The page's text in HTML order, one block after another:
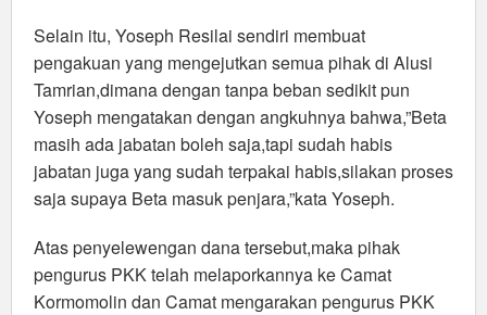
Selain itu, Yoseph Resilai sendiri membuat
pengakuan yang mengejutkan semua pihak di Alusi
Tamrian,dimana dengan tanpa beban sedikit pun
Yoseph mengatakan dengan angkuhnya bahwa,”Beta
masih ada jabatan boleh saja,tapi sudah habis
jabatan juga yang sudah terpakai habis,silakan proses
saja supaya Beta masuk penjara,”kata Yoseph.
Atas penyelewengan dana tersebut,maka pihak
pengurus PKK telah melaporkannya ke Camat
Kormomolin dan Camat mengarakan pengurus PKK